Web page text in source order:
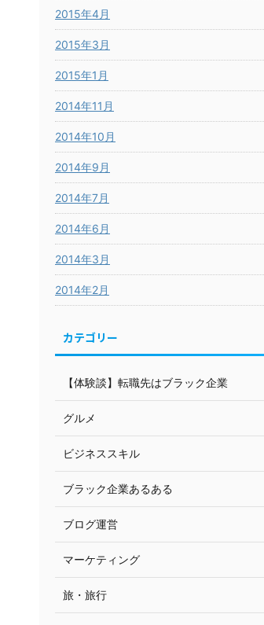
2015年4月
2015年3月
2015年1月
2014年11月
2014年10月
2014年9月
2014年7月
2014年6月
2014年3月
2014年2月
カテゴリー
【体験談】転職先はブラック企業
グルメ
ビジネススキル
ブラック企業あるある
ブログ運営
マーケティング
旅・旅行